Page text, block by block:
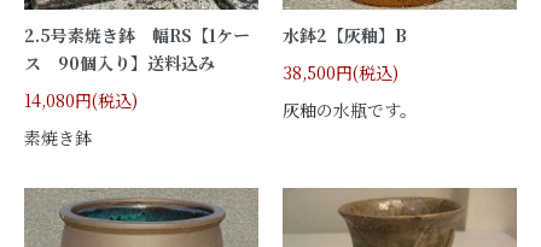
2.5号素焼き鉢 幅RS【1ケー
ス 90個入り】送料込み
14,080円(税込)
素焼き鉢
水鉢2【灰釉】B
38,500円(税込)
灰釉の水瓶です。